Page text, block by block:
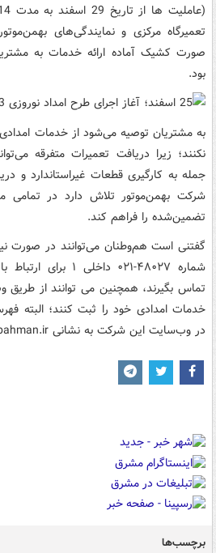
صورت کشیک آماده ارائه خدمات به
بود.
به مشتریان توصیه می‌شود از خدمات
نکنند؛ زیرا دریافت تعمیرات متفرقه
جمله به‌ کارگیری قطعات غیراستاندارد و
شرکت بهمن‌موتور تلاش دارد در تمامی
تضمین‌شده را فراهم کند.
گفتنی است هم‌وطنان می‌توانند در صورت
شماره ۴۸۰۲۷-۰۲۱
تماس بگیرند، همچنین می توانند از طریق
خدمات امدادی خود را ثبت کنند؛ البته
در وب‌سایت این شرکت به نشانی www.bahman.ir اعلام شده است.
برچسب‌ها